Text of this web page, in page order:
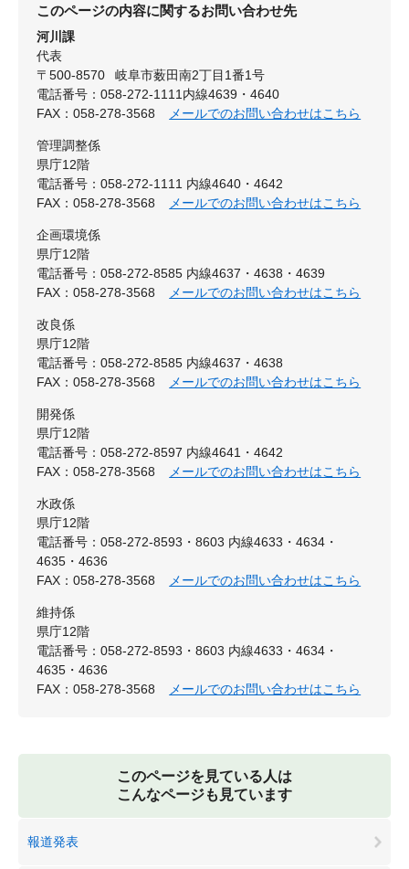
このページの内容に関するお問い合わせ先
河川課
代表
〒500-8570
岐阜市薮田南2丁目1番1号
電話番号：058-272-1111内線4639・4640
FAX：058-278-3568
メールでのお問い合わせはこちら
管理調整係
県庁12階
電話番号：058-272-1111 内線4640・4642
FAX：058-278-3568
メールでのお問い合わせはこちら
企画環境係
県庁12階
電話番号：058-272-8585 内線4637・4638・4639
FAX：058-278-3568
メールでのお問い合わせはこちら
改良係
県庁12階
電話番号：058-272-8585 内線4637・4638
FAX：058-278-3568
メールでのお問い合わせはこちら
開発係
県庁12階
電話番号：058-272-8597 内線4641・4642
FAX：058-278-3568
メールでのお問い合わせはこちら
水政係
県庁12階
電話番号：058-272-8593・8603 内線4633・4634・
4635・4636
FAX：058-278-3568
メールでのお問い合わせはこちら
維持係
県庁12階
電話番号：058-272-8593・8603 内線4633・4634・
4635・4636
FAX：058-278-3568
メールでのお問い合わせはこちら
このページを見ている人は
こんなページも見ています
報道発表